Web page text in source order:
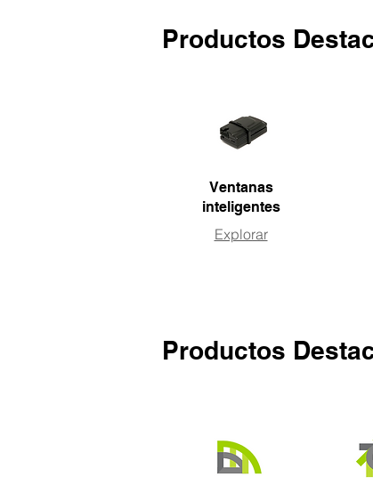
Productos
Ventanas
inteligentes
Explorar
Productos